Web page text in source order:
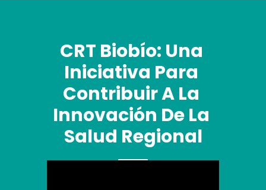
CRT Biobío: Una
Iniciativa Para
Contribuir A La
Innovación De La
Salud Regional